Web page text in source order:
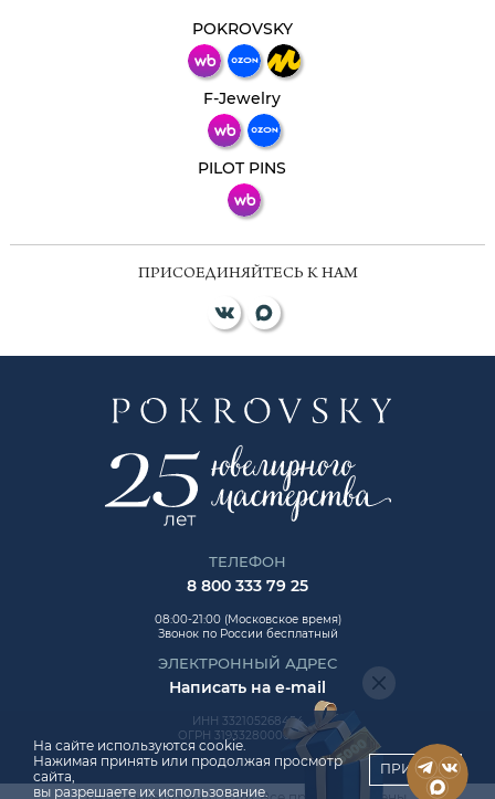
POKROVSKY
F-Jewelry
PILOT PINS
ПРИСОЕДИНЯЙТЕСЬ К НАМ
ТЕЛЕФОН
8 800 333 79 25
08:00-21:00 (Московское время)
Звонок по России бесплатный
ЭЛЕКТРОННЫЙ АДРЕС
Написать на e-mail
ИНН 332105268454
ОГРН 319332800006992
На сайте используются cookie.
Нажимая принять или продолжая просмотр
сайта,
вы разрешаете их использование.
ПРИНЯТЬ